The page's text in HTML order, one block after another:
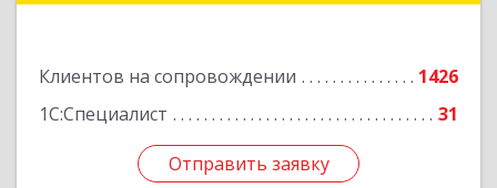
Клиентов на сопровождении
1426
1С:Специалист
31
Отправить заявку
Отправить заявку